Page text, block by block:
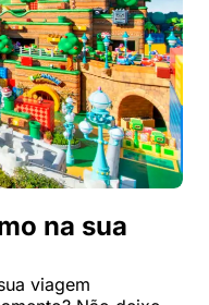
na sua
viagem